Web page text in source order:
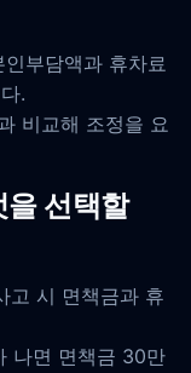
인부담액과 휴차료
.
비교해 조정을 요
을 선택할
고 시 면책금과 휴
나면 면책금 30만